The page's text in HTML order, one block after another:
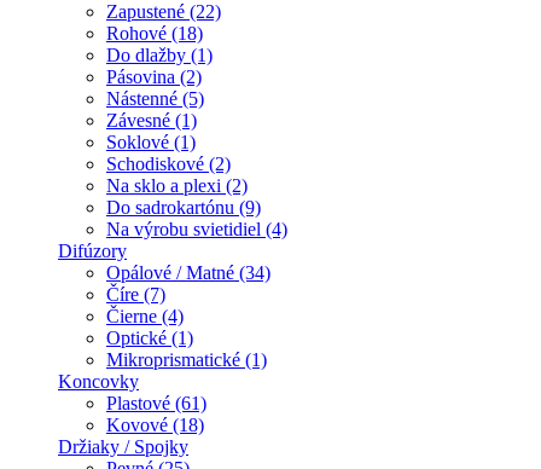
Zapustené (22)
Rohové (18)
Do dlažby (1)
Pásovina (2)
Nástenné (5)
Závesné (1)
Soklové (1)
Schodiskové (2)
Na sklo a plexi (2)
Do sadrokartónu (9)
Na výrobu svietidiel (4)
Difúzory
Opálové / Matné (34)
Číre (7)
Čierne (4)
Optické (1)
Mikroprismatické (1)
Koncovky
Plastové (61)
Kovové (18)
Držiaky / Spojky